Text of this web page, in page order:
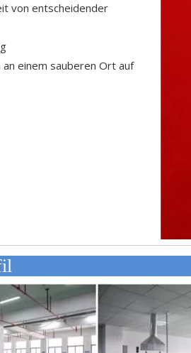
von entscheidender
einem sauberen Ort auf